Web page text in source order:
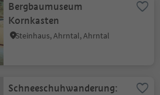
Bergbaumuseum
Kornkasten
Steinhaus, Ahrntal, Ahrntal
Schneeschuhwanderung: